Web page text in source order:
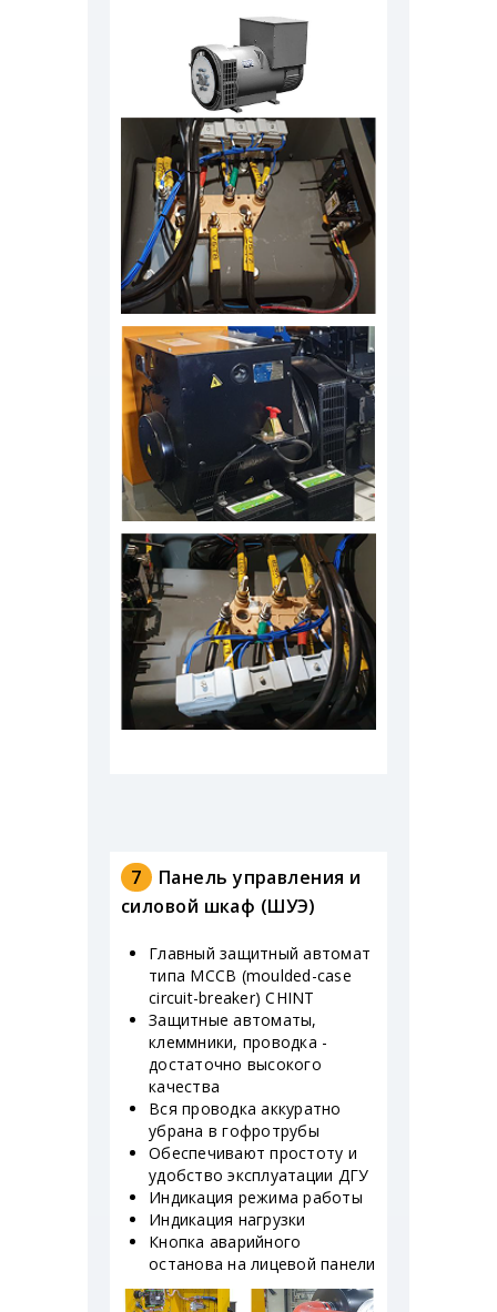
7
Панель управления и
силовой шкаф (ШУЭ)
Главный защитный автомат
типа MCCB (moulded-case
circuit-breaker) CHINT
Защитные автоматы,
клеммники, проводка -
достаточно высокого
качества
Вся проводка аккуратно
убрана в гофротрубы
Обеспечивают простоту и
удобство эксплуатации ДГУ
Индикация режима работы
Индикация нагрузки
Кнопка аварийного
останова на лицевой панели